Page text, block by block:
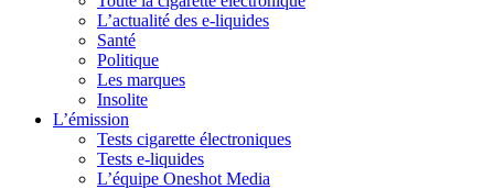
L’actualité des e-liquides
Santé
Politique
Les marques
Insolite
L’émission
Tests cigarette électroniques
Tests e-liquides
L’équipe Oneshot Media